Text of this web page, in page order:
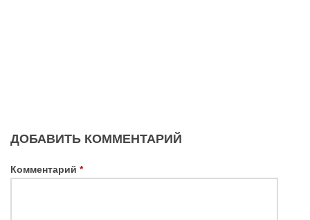
ДОБАВИТЬ КОММЕНТАРИЙ
Комментарий *